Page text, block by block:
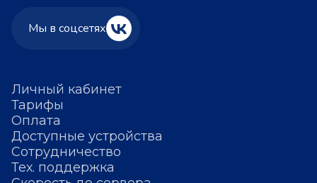
Личный кабинет
Тарифы
Оплата
Доступные устройства
Сотрудничество
Тех. поддержка
Мы в соцсетях